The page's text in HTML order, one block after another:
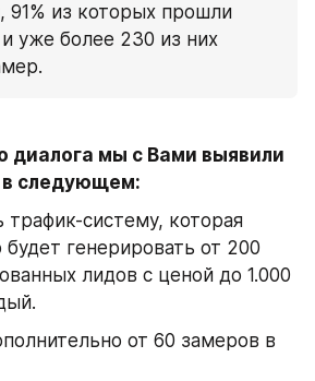
91% из которых прошли
уже более 230 из них
диалога мы с Вами выявили
в следующем:
трафик-систему, которая
генерировать от 200
лидов с ценой до 1.000
от 60 замеров в